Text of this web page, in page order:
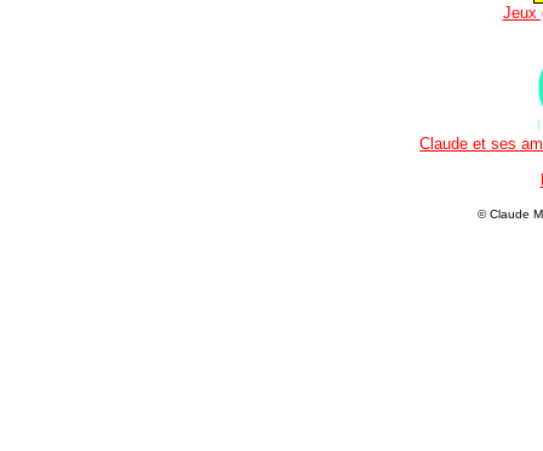
Jeux
Claude et ses
© Claude